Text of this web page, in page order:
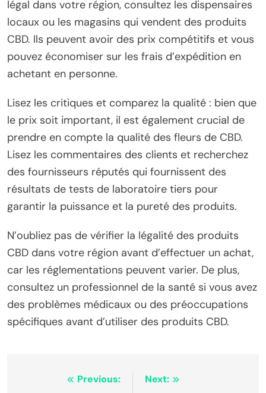
légal dans votre région, consultez les dispensaires
locaux ou les magasins qui vendent des produits
CBD. Ils peuvent avoir des prix compétitifs et vous
pouvez économiser sur les frais d’expédition en
achetant en personne.
Lisez les critiques et comparez la qualité : bien que
le prix soit important, il est également crucial de
prendre en compte la qualité des fleurs de CBD.
Lisez les commentaires des clients et recherchez
des fournisseurs réputés qui fournissent des
résultats de tests de laboratoire tiers pour
garantir la puissance et la pureté des produits.
N’oubliez pas de vérifier la légalité des produits
CBD dans votre région avant d’effectuer un achat,
car les réglementations peuvent varier. De plus,
consultez un professionnel de la santé si vous avez
des problèmes médicaux ou des préoccupations
spécifiques avant d’utiliser des produits CBD.
Previous:
Next: